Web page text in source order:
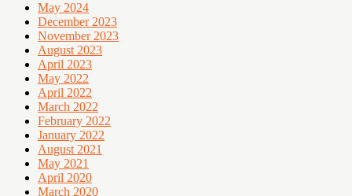
May 2024
December 2023
November 2023
August 2023
April 2023
May 2022
April 2022
March 2022
February 2022
January 2022
August 2021
May 2021
April 2020
March 2020